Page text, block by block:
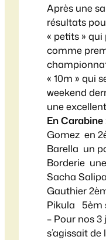
Après une
résultats
« petits »
comme
« 10m » qui
weekend
une
En Carabine
Gomez en
Barella un
Borderie
Sacha
Gauthier
Pikula 5èm
– Pour nos 3
s’agissait